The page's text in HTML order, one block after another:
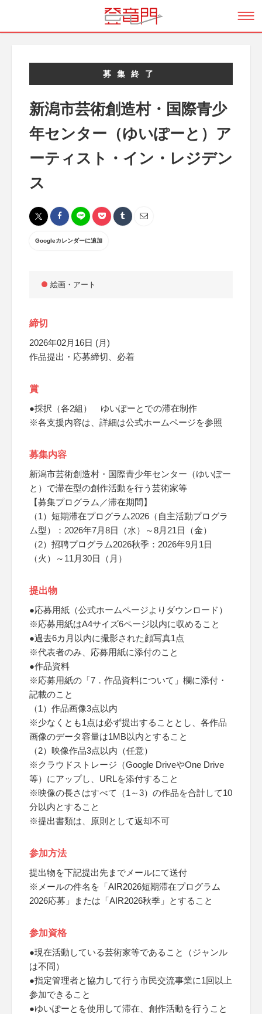
募集終了
新潟市芸術創造村・国際青少
年センター（ゆいぽーと）ア
ーティスト・イン・レジデン
ス
Googleカレンダーに追加
絵画・アート
締切
2026年02月16日 (月)
作品提出・応募締切、必着
賞
●採択（各2組） ゆいぽーとでの滞在制作
※各支援内容は、詳細は公式ホームページを参照
募集内容
新潟市芸術創造村・国際青少年センター（ゆいぽー
と）で滞在型の創作活動を行う芸術家等
【募集プログラム／滞在期間】
（1）短期滞在プログラム2026（自主活動プログラ
ム型）：2026年7月8日（水）～8月21日（金）
（2）招聘プログラム2026秋季：2026年9月1日
（火）～11月30日（月）
提出物
●応募用紙（公式ホームページよりダウンロード）
※応募用紙はA4サイズ6ページ以内に収めること
●過去6カ月以内に撮影された顔写真1点
※代表者のみ、応募用紙に添付のこと
●作品資料
※応募用紙の「7．作品資料について」欄に添付・
記載のこと
（1）作品画像3点以内
※少なくとも1点は必ず提出することとし、各作品
画像のデータ容量は1MB以内とすること
（2）映像作品3点以内（任意）
※クラウドストレージ（Google DriveやOne Drive
等）にアップし、URLを添付すること
※映像の長さはすべて（1～3）の作品を合計して10
分以内とすること
※提出書類は、原則として返却不可
参加方法
提出物を下記提出先までメールにて送付
※メールの件名を「AIR2026短期滞在プログラム
2026応募」または「AIR2026秋季」とすること
参加資格
●現在活動している芸術家等であること（ジャンル
は不問）
●指定管理者と協力して行う市民交流事業に1回以上
参加できること
●ゆいぽーとを使用して滞在、創作活動を行うこと